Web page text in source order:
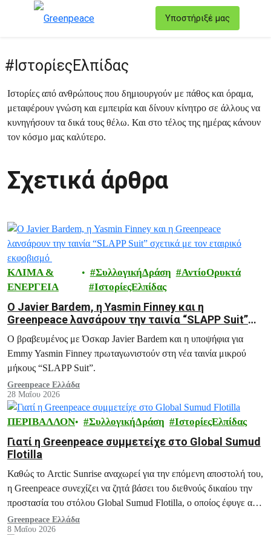
Υποστήριξέ μας
#ΙστορίεςΕλπίδας
Ιστορίες από ανθρώπους που δημιουργούν με πάθος και όραμα,
μεταφέρουν γνώση και εμπειρία και δίνουν κίνητρο σε άλλους να
κυνηγήσουν τα δικά τους θέλω. Και στο τέλος της ημέρας κάνουν
τον κόσμο μας καλύτερο.
Σχετικά άρθρα
ΚΛΙΜΑ &
ΕΝΕΡΓΕΙΑ
ΣυλλογικήΔράση
ΑντίοΟρυκτά
ΙστορίεςΕλπίδας
Ο Javier Bardem, η Yasmin Finney και η
Greenpeace λανσάρουν την ταινία “SLAPP Suit”
σχετικά με τον εταιρικό εκφοβισμό
Ο βραβευμένος με Όσκαρ Javier Bardem και η υποψήφια για
Emmy Yasmin Finney πρωταγωνιστούν στη νέα ταινία μικρού
μήκους “SLAPP Suit”.
Greenpeace Ελλάδα
28 Μαΐου 2026
ΠΕΡΙΒΑΛΛΟΝ ΣυλλογικήΔράση ΙστορίεςΕλπίδας
Γιατί η Greenpeace συμμετείχε στο Global Sumud
Flotilla
Καθώς το Arctic Sunrise αναχωρεί για την επόμενη αποστολή του,
η Greenpeace συνεχίζει να ζητά βάσει του διεθνούς δικαίου την
προστασία του στόλου Global Sumud Flotilla, ο οποίος έφυγε από
την Κρήτη την Παρασκευή.
Greenpeace Ελλάδα
8 Μαΐου 2026